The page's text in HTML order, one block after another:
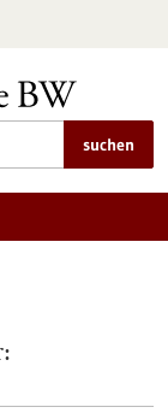
suchen